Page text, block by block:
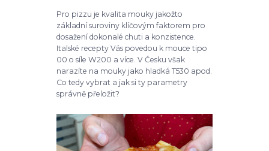
Pro pizzu je kvalita mouky jakožto
základní suroviny klíčovým faktorem pro
dosažení dokonalé chuti a konzistence.
Italské recepty Vás povedou k mouce tipo
00 o síle W200 a více. V Česku však
narazíte na mouky jako hladká T530 apod.
Co tedy vybrat a jak si ty parametry
správně přeložit?